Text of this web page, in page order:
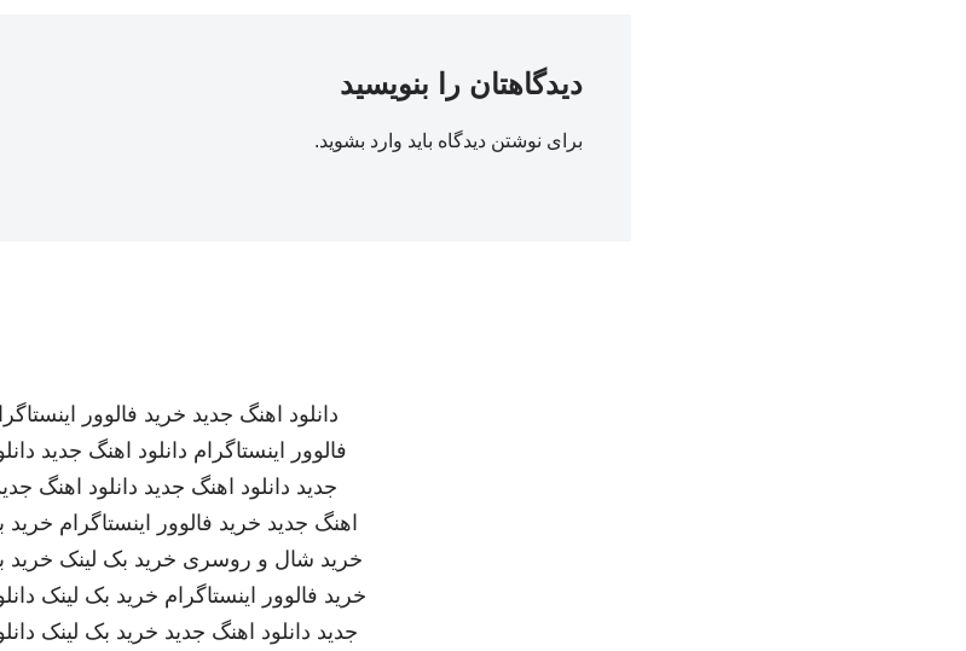
دیدگاهتان را بنویسید
برای نوشتن دیدگاه باید وارد بشوید.
دانلود اهنگ جدید خرید فالوور
فالوور اینستاگرام دانلود اهنگ جدید
جدید دانلود اهنگ جدید دانلود اهنگ
اهنگ جدید خرید فالوور اینستاگرام خرید
خرید شال و روسری خرید بک لینک خرید
خرید فالوور اینستاگرام خرید بک لینک
جدید دانلود اهنگ جدید خرید بک لینک